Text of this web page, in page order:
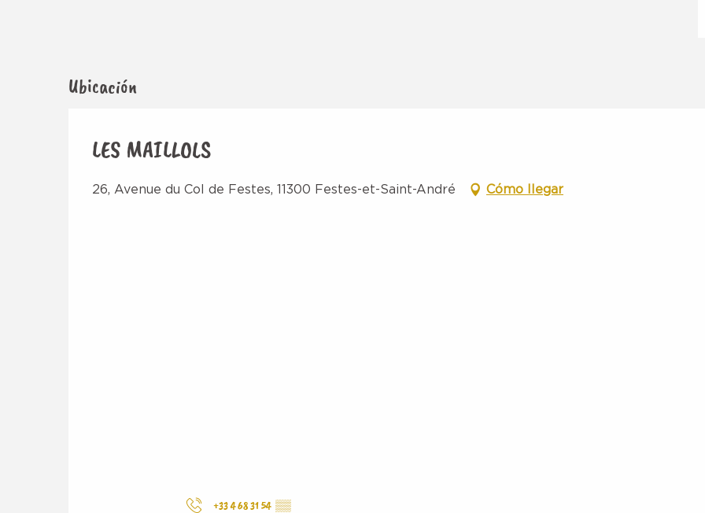
Ubicación
LES MAILLOLS
26, Avenue du Col de Festes, 11300 Festes-et-Saint-André Cómo llegar
+33 4 68 31 54 ▒▒